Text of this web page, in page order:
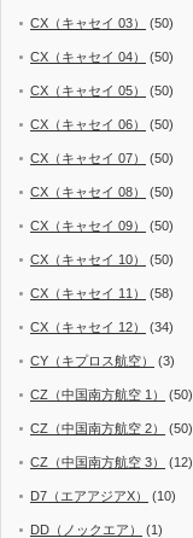
CX（キャセイ 03） (50)
CX（キャセイ 04） (50)
CX（キャセイ 05） (50)
CX（キャセイ 06） (50)
CX（キャセイ 07） (50)
CX（キャセイ 08） (50)
CX（キャセイ 09） (50)
CX（キャセイ 10） (50)
CX（キャセイ 11） (58)
CX（キャセイ 12） (34)
CY（キプロス航空） (3)
CZ（中国南方航空 1） (50)
CZ（中国南方航空 2） (50)
CZ（中国南方航空 3） (12)
D7（エアアジアX） (10)
DD（ノックエア） (1)